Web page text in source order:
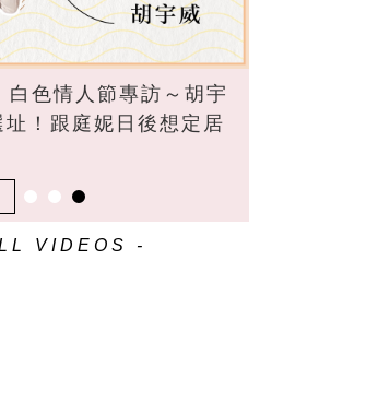
白色情人節專訪～胡宇
！跟庭妮日後想定居
VIDEOS -